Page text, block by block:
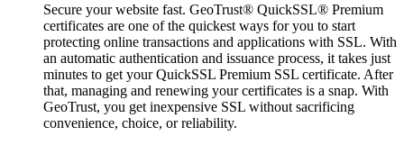
Secure your website fast. GeoTrust® QuickSSL® Premium
certificates are one of the quickest ways for you to start
protecting online transactions and applications with SSL. With
an automatic authentication and issuance process, it takes just
minutes to get your QuickSSL Premium SSL certificate. After
that, managing and renewing your certificates is a snap. With
GeoTrust, you get inexpensive SSL without sacrificing
convenience, choice, or reliability.